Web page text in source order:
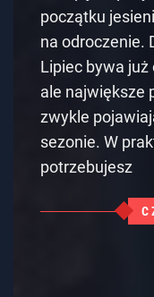
początku
na odroczenie.
Lipiec bywa
ale największe
zwykle
sezonie. W
potrzebujesz